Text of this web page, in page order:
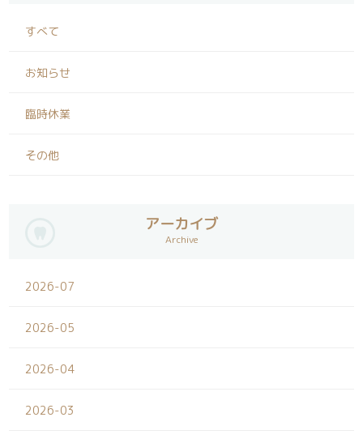
すべて
お知らせ
臨時休業
その他
アーカイブ
Archive
2026-07
2026-05
2026-04
2026-03